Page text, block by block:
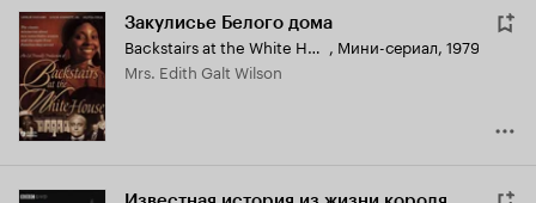
Закулисье Белого дома
Backstairs at the White House , Мини-сериал, 1979
Mrs. Edith Galt Wilson